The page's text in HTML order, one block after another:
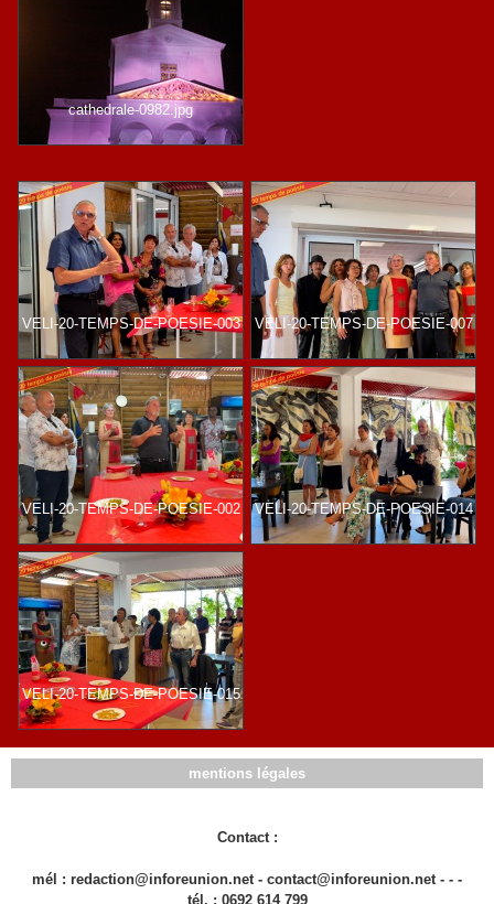
cathedrale-0982.jpg
VELI-20-TEMPS-DE-POESIE-003 VELI-20-TEMPS-DE-POESIE-007
VELI-20-TEMPS-DE-POESIE-002 VELI-20-TEMPS-DE-POESIE-014
VELI-20-TEMPS-DE-POESIE-015
mentions légales
Contact :
mél : redaction@inforeunion.net - contact@inforeunion.net - - -
tél. : 0692 614 799